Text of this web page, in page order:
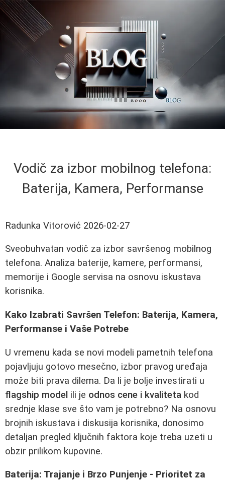
Vodič za izbor mobilnog telefona:
Baterija, Kamera, Performanse
Radunka Vitorović 2026-02-27
Sveobuhvatan vodič za izbor savršenog mobilnog
telefona. Analiza baterije, kamere, performansi,
memorije i Google servisa na osnovu iskustava
korisnika.
Kako Izabrati Savršen Telefon: Baterija, Kamera,
Performanse i Vaše Potrebe
U vremenu kada se novi modeli pametnih telefona
pojavljuju gotovo mesečno, izbor pravog uređaja
može biti prava dilema. Da li je bolje investirati u
flagship model ili je odnos cene i kvaliteta kod
srednje klase sve što vam je potrebno? Na osnovu
brojnih iskustava i diskusija korisnika, donosimo
detaljan pregled ključnih faktora koje treba uzeti u
obzir prilikom kupovine.
Baterija: Trajanje i Brzo Punjenje - Prioritet za